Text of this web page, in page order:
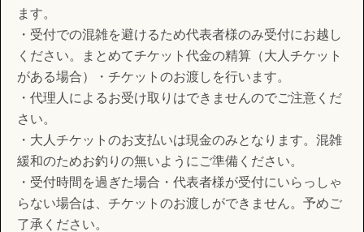
ます。
・受付での混雑を避けるため代表者様のみ受付にお越し
ください。まとめてチケット代金の精算（大人チケット
がある場合）・チケットのお渡しを行います。
・代理人によるお受け取りはできませんのでご注意くだ
さい。
・大人チケットのお支払いは現金のみとなります。混雑
緩和のためお釣りの無いようにご準備ください。
・受付時間を過ぎた場合・代表者様が受付にいらっしゃ
らない場合は、チケットのお渡しができません。予めご
了承ください。